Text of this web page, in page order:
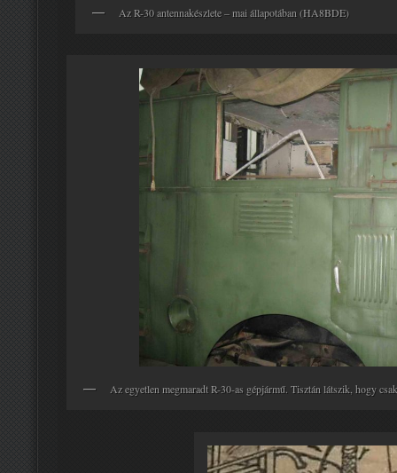
Az R-30 antennakészlete – mai állapotában (HA8BDE)
Az egyetlen megmaradt R-30-as gépjármű. Tisztán látszik, hogy